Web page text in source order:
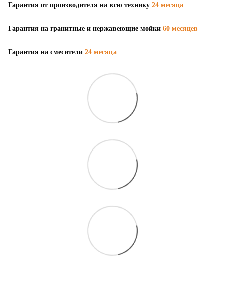
Гарантия от производителя на всю технику 24 месяца
Гарантия на гранитные и нержавеющие мойки 60 месяцев
Гарантия на смесители 24 месяца